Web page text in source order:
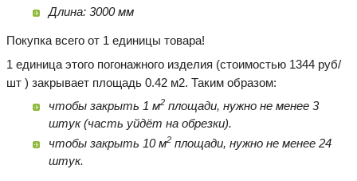
Длина: 3000 мм
Покупка всего от 1 единицы товара!
1 единица этого погонажного изделия (стоимостью 1344 руб/
шт ) закрывает площадь 0.42 м2. Таким образом:
чтобы закрыть 1 м2площади, нужно не менее 3
штук (часть уйдёт на обрезки).
чтобы закрыть 10 м2площади, нужно не менее 24
штук.